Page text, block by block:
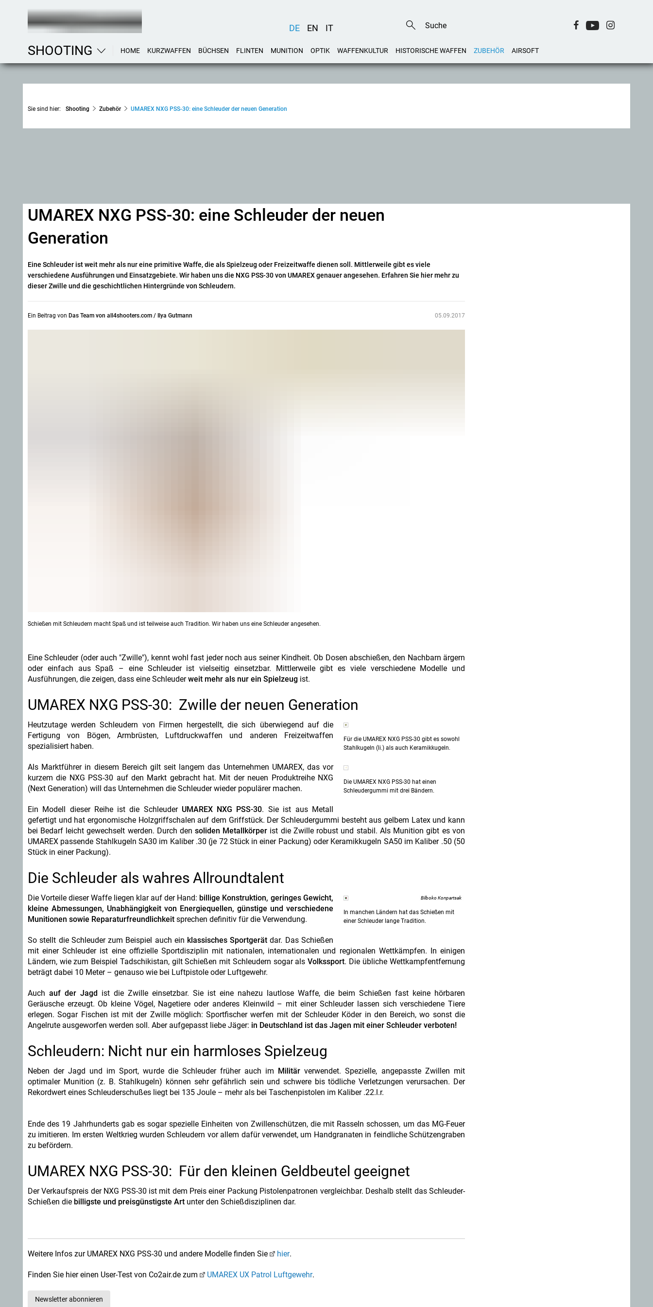
DE EN IT
SHOOTING HOME KURZWAFFEN BÜCHSEN FLINTEN MUNITION OPTIK WAFFENKULTUR HISTORISCHE WAFFEN ZUBEHÖR AIRSOFT
Sie sind hier: Shooting Zubehör UMAREX NXG PSS-30: eine Schleuder der neuen Generation
UMAREX NXG PSS-30: eine Schleuder der neuen
Generation
Eine Schleuder ist weit mehr als nur eine primitive Waffe, die als Spielzeug oder Freizeitwaffe dienen soll. Mittlerweile gibt es viele
verschiedene Ausführungen und Einsatzgebiete. Wir haben uns die NXG PSS-30 von UMAREX genauer angesehen. Erfahren Sie hier mehr zu
dieser Zwille und die geschichtlichen Hintergründe von Schleudern.
Ein Beitrag von Das Team von all4shooters.com / Ilya Gutmann 05.09.2017
Schießen mit Schleudern macht Spaß und ist teilweise auch Tradition. Wir haben uns eine Schleuder angesehen.
Eine Schleuder (oder auch "Zwille"), kennt wohl fast jeder noch aus seiner Kindheit. Ob Dosen abschießen, den Nachbarn ärgern
oder einfach aus Spaß – eine Schleuder ist vielseitig einsetzbar. Mittlerweile gibt es viele verschiedene Modelle und
Ausführungen, die zeigen, dass eine Schleuderweit mehr als nur ein Spielzeug ist.
UMAREX NXG PSS-30: Zwille der neuen Generation
Für die UMAREX NXG PSS-30 gibt es sowohl
Stahlkugeln (li.) als auch Keramikkugeln.
Die UMAREX NXG PSS-30 hat einen
Schleudergummi mit drei Bändern.
Heutzutage werden Schleudern von Firmen hergestellt, die sich überwiegend auf die
Fertigung von Bögen, Armbrüsten, Luftdruckwaffen und anderen Freizeitwaffen
spezialisiert haben.
Als Marktführer in diesem Bereich gilt seit langem das Unternehmen UMAREX, das vor
kurzem die NXG PSS-30 auf den Markt gebracht hat. Mit der neuen Produktreihe NXG
(Next Generation) will das Unternehmen die Schleuder wieder populärer machen.
Ein Modell dieser Reihe ist die Schleuder UMAREX NXG PSS-30. Sie ist aus Metall
gefertigt und hat ergonomische Holzgriffschalen auf dem Griffstück. Der Schleudergummi besteht aus gelbem Latex und kann
bei Bedarf leicht gewechselt werden. Durch den soliden Metallkörper ist die Zwille robust und stabil. Als Munition gibt es von
UMAREX passende Stahlkugeln SA30 im Kaliber .30 (je 72 Stück in einer Packung) oder Keramikkugeln SA50 im Kaliber .50 (50
Stück in einer Packung).
Die Schleuder als wahres Allroundtalent
Bilboko Konpartsak
In manchen Ländern hat das Schießen mit
einer Schleuder lange Tradition.
Die Vorteile dieser Waffe liegen klar auf der Hand: billige Konstruktion, geringes Gewicht,
kleine Abmessungen, Unabhängigkeit von Energiequellen, günstige und verschiedene
Munitionen sowie Reparaturfreundlichkeit sprechen definitiv für die Verwendung.
So stellt die Schleuder zum Beispiel auch ein klassisches Sportgerät dar. Das Schießen
mit einer Schleuder ist eine offizielle Sportdisziplin mit nationalen, internationalen und regionalen Wettkämpfen. In einigen
Ländern, wie zum Beispiel Tadschikistan, gilt Schießen mit Schleudern sogar als Volkssport. Die übliche Wettkampfentfernung
beträgt dabei 10 Meter – genauso wie bei Luftpistole oder Luftgewehr.
Auch auf der Jagd ist die Zwille einsetzbar. Sie ist eine nahezu lautlose Waffe, die beim Schießen fast keine hörbaren
Geräusche erzeugt. Ob kleine Vögel, Nagetiere oder anderes Kleinwild – mit einer Schleuder lassen sich verschiedene Tiere
erlegen. Sogar Fischen ist mit der Zwille möglich: Sportfischer werfen mit der Schleuder Köder in den Bereich, wo sonst die
Angelrute ausgeworfen werden soll. Aber aufgepasst liebe Jäger: in Deutschland ist das Jagen mit einer Schleuder verboten!
Schleudern: Nicht nur ein harmloses Spielzeug
Neben der Jagd und im Sport, wurde die Schleuder früher auch im Militär verwendet. Spezielle, angepasste Zwillen mit
optimaler Munition (z. B. Stahlkugeln) können sehr gefährlich sein und schwere bis tödliche Verletzungen verursachen. Der
Rekordwert eines Schleuderschußes liegt bei 135 Joule – mehr als bei Taschenpistolen im Kaliber .22.l.r.
Ende des 19 Jahrhunderts gab es sogar spezielle Einheiten von Zwillenschützen, die mit Rasseln schossen, um das MG-Feuer
zu imitieren. Im ersten Weltkrieg wurden Schleudern vor allem dafür verwendet, um Handgranaten in feindliche Schützengraben
zu befördern.
UMAREX NXG PSS-30: Für den kleinen Geldbeutel geeignet
Der Verkaufspreis der NXG PSS-30 ist mit dem Preis einer Packung Pistolenpatronen vergleichbar. Deshalb stellt das Schleuder-
Schießen die billigste und preisgünstigste Art unter den Schießdisziplinen dar.
Weitere Infos zur UMAREX NXG PSS-30 und andere Modelle finden Sie hier.
Finden Sie hier einen User-Test von Co2air.de zum UMAREX UX Patrol Luftgewehr.
Newsletter abonnieren